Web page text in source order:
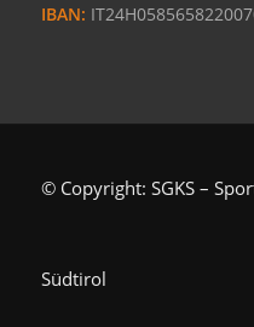
IBAN:
© Copyright: SGKS –
Südtirol